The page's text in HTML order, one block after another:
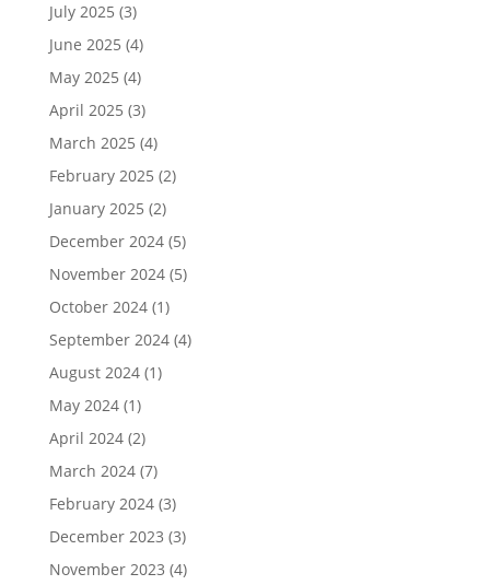
July 2025 (3)
June 2025 (4)
May 2025 (4)
April 2025 (3)
March 2025 (4)
February 2025 (2)
January 2025 (2)
December 2024(5)
November 2024(5)
October 2024(1)
September 2024(4)
August 2024(1)
May 2024(1)
April 2024(2)
March 2024(7)
February 2024(3)
December 2023 (3)
November 2023 (4)